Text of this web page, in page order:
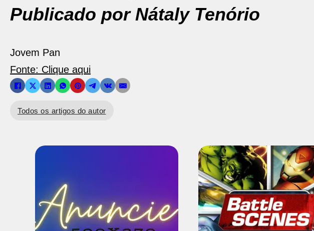
Publicado por Nátaly Tenório
Jovem Pan
Fonte: Clique aqui
Todos os artigos do autor